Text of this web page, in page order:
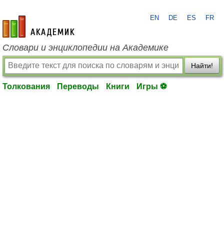
academic.ru
EN DE ES FR
Словари и энциклопедии на Академике
Найти!
Толкования Переводы Книги Игры ⚽